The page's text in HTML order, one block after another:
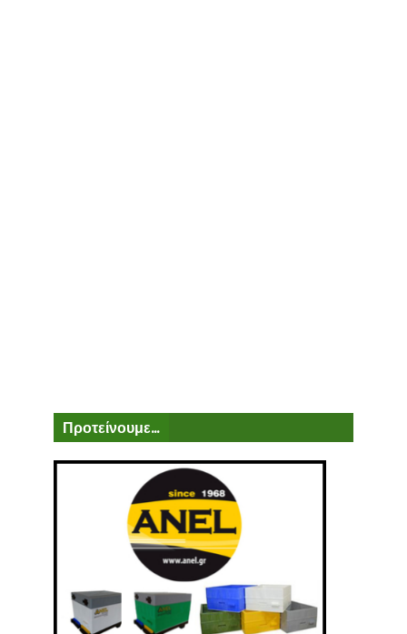
Προτείνουμε...